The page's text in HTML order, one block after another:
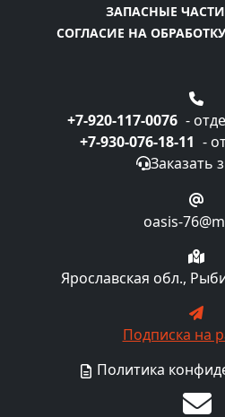
ЗАПАСНЫЕ
СОГЛАСИЕ НА
+7-920-117-0076 -
+7-930-076-18-11 -
Заказать
oasis-
Ярославская обл.,
Подписка на
Политика